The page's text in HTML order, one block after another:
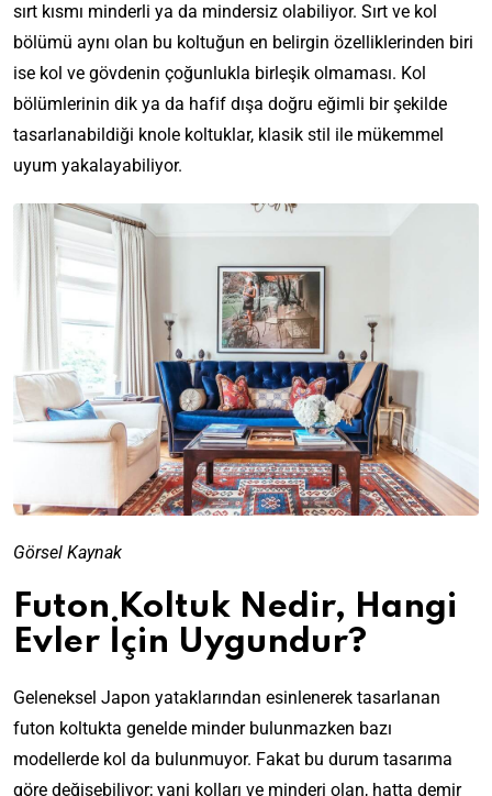
sırt kısmı minderli ya da mindersiz olabiliyor. Sırt ve kol
bölümü aynı olan bu koltuğun en belirgin özelliklerinden biri
ise kol ve gövdenin çoğunlukla birleşik olmaması. Kol
bölümlerinin dik ya da hafif dışa doğru eğimli bir şekilde
tasarlanabildiği knole koltuklar, klasik stil ile mükemmel
uyum yakalayabiliyor.
Görsel Kaynak
Futon Koltuk Nedir, Hangi
Evler İçin Uygundur?
Geleneksel Japon yataklarından esinlenerek tasarlanan
futon koltukta genelde minder bulunmazken bazı
modellerde kol da bulunmuyor. Fakat bu durum tasarıma
göre değişebiliyor; yani kolları ve minderi olan, hatta demir